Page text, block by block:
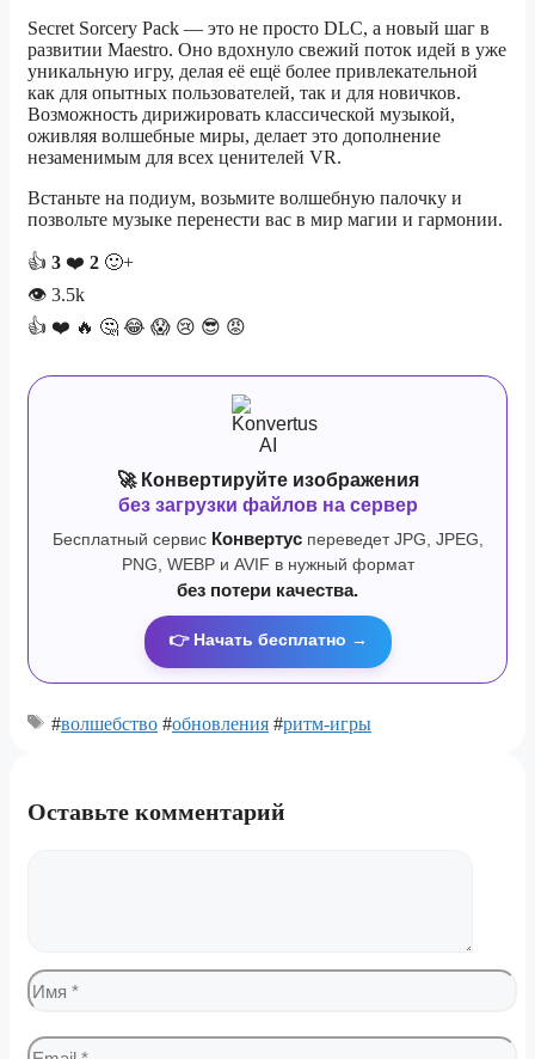
Secret Sorcery Pack — это не просто DLC, а новый шаг в
развитии Maestro. Оно вдохнуло свежий поток идей в уже
уникальную игру, делая её ещё более привлекательной
как для опытных пользователей, так и для новичков.
Возможность дирижировать классической музыкой,
оживляя волшебные миры, делает это дополнение
незаменимым для всех ценителей VR.
Встаньте на подиум, возьмите волшебную палочку и
позвольте музыке перенести вас в мир магии и гармонии.
👍 3 ❤️ 2 🙂+
👁 3.5k
👍 ❤️ 🔥 🤔 😂 😱 😢 😎 😡
🚀 Конвертируйте изображения
без загрузки файлов на сервер
Бесплатный сервис Конвертуспереведет JPG, JPEG,
PNG, WEBP и AVIF в нужный формат
без потери качества.
👉 Начать бесплатно →
#волшебство #обновления #ритм-игры
Оставьте комментарий
Имя
Email